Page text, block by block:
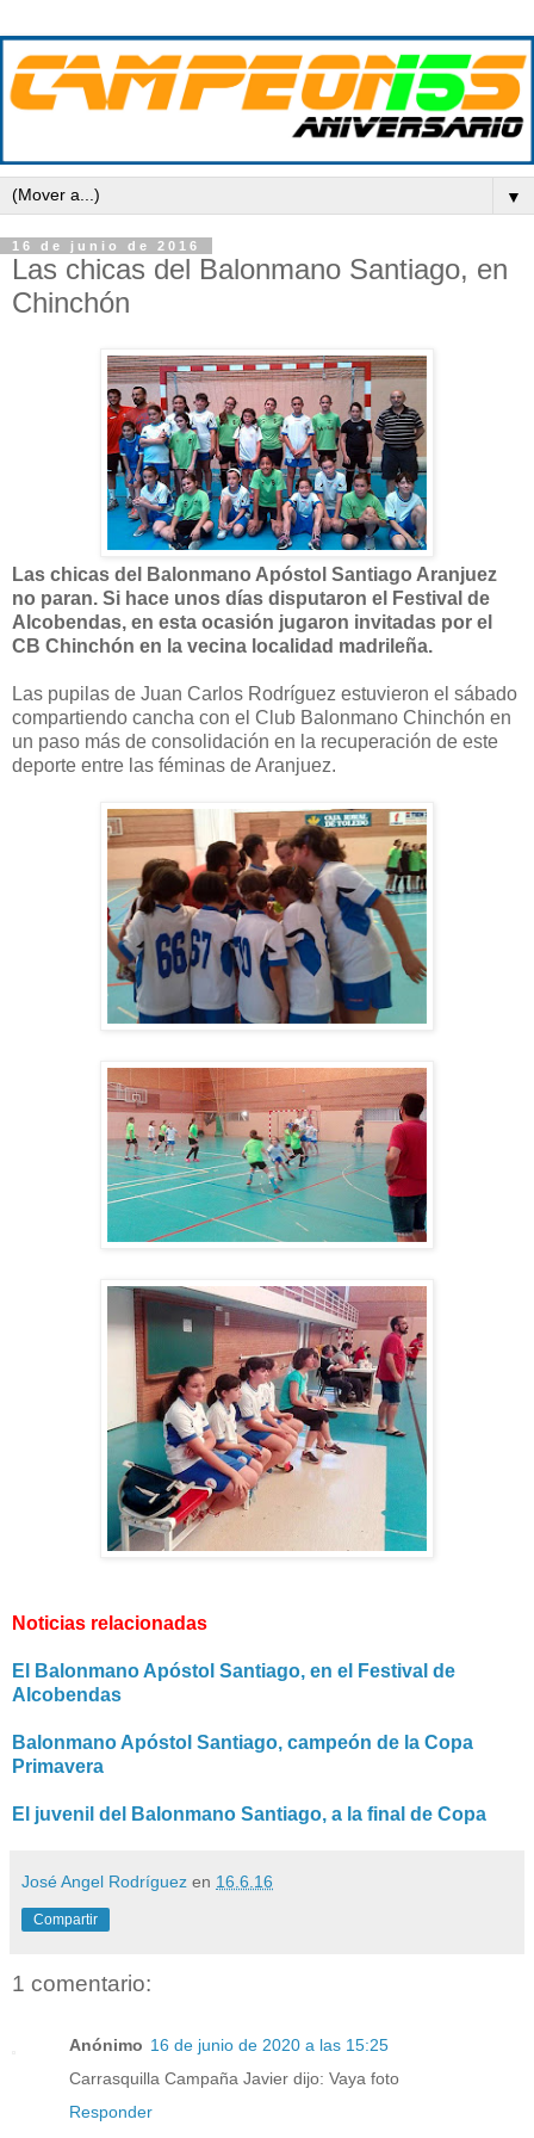
▼
16 de junio de 2016
Las chicas del Balonmano Santiago, en
Chinchón
Las chicas del Balonmano Apóstol Santiago Aranjuez
no paran. Si hace unos días disputaron el Festival de
Alcobendas, en esta ocasión jugaron invitadas por el
CB Chinchón en la vecina localidad madrileña.
Las pupilas de Juan Carlos Rodríguez estuvieron el sábado
compartiendo cancha con el Club Balonmano Chinchón en
un paso más de consolidación en la recuperación de este
deporte entre las féminas de Aranjuez.
Noticias relacionadas
El Balonmano Apóstol Santiago, en el Festival de
Alcobendas
Balonmano Apóstol Santiago, campeón de la Copa
Primavera
El juvenil del Balonmano Santiago, a la final de Copa
José Angel Rodríguez en 16.6.16
Compartir
1 comentario:
Anónimo 16 de junio de 2020 a las 15:25
Carrasquilla Campaña Javier dijo: Vaya foto
Responder